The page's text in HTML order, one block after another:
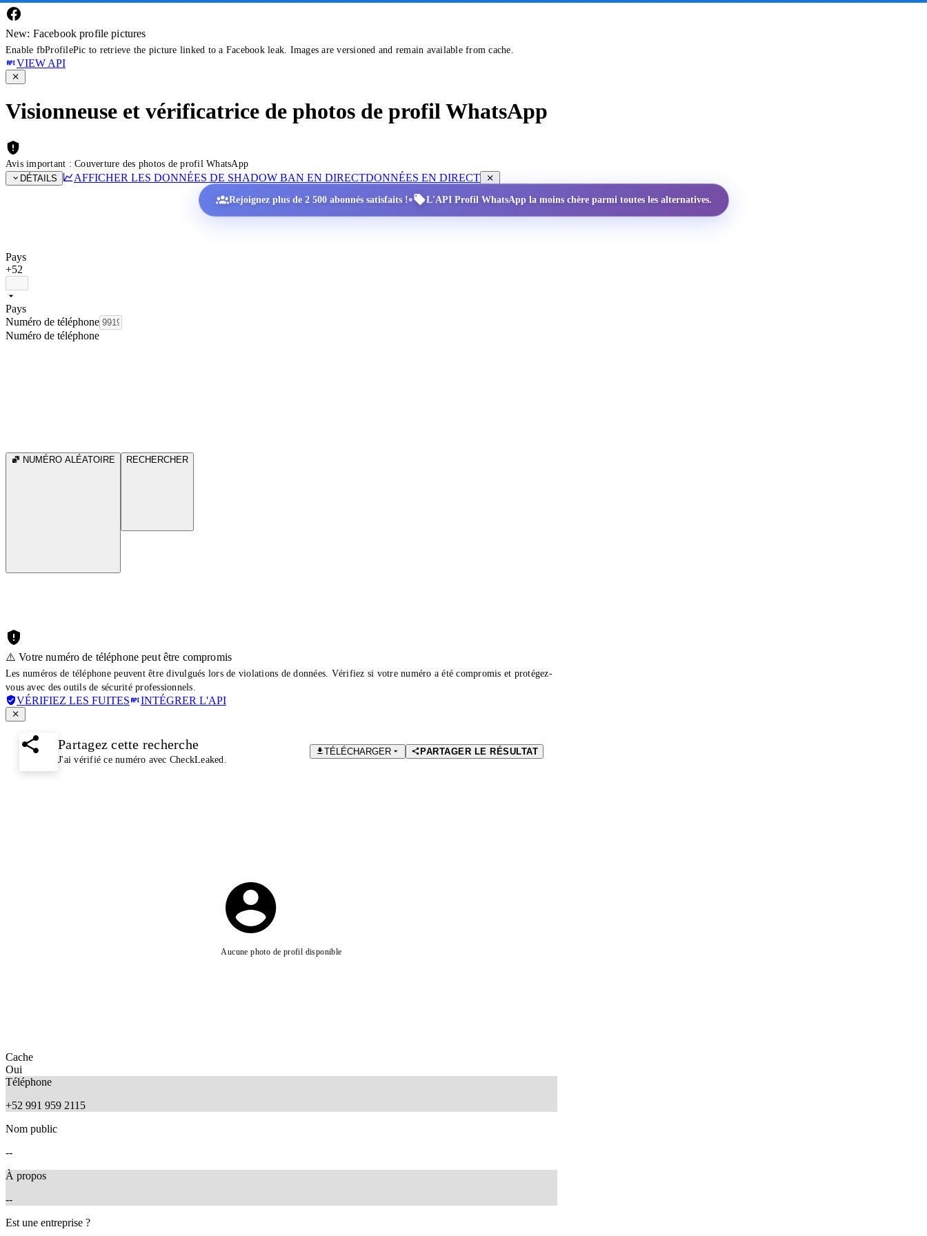
New: Facebook profile pictures
Enable fbProfilePic to retrieve the picture linked to a Facebook leak. Images are versioned and remain available from cache.
VIEW API
Visionneuse et vérificatrice de photos de profil WhatsApp
Avis important : Couverture des photos de profil WhatsApp
DÉTAILS
AFFICHER LES DONNÉES DE SHADOW BAN EN DIRECTDONNÉES EN DIRECT
Rejoignez plus de 2 500 abonnés satisfaits !• L'API Profil WhatsApp la moins chère parmi toutes les alternatives.
Pays
+52
Pays
Numéro de téléphone
Numéro de téléphone
NUMÉRO ALÉATOIRE RECHERCHER
⚠️ Votre numéro de téléphone peut être compromis
Les numéros de téléphone peuvent être divulgués lors de violations de données. Vérifiez si votre numéro a été compromis et protégez-
vous avec des outils de sécurité professionnels.
VÉRIFIEZ LES FUITES INTÉGRER L'API
Partagez cette recherche
J'ai vérifié ce numéro avec CheckLeaked.
TÉLÉCHARGER PARTAGER LE RÉSULTAT
Aucune photo de profil disponible
Cache
Oui
Téléphone
+52 991 959 2115
Nom public
--
À propos
--
Est une entreprise ?